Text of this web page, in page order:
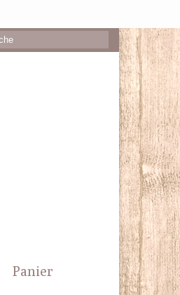
Panier